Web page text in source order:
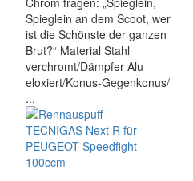
Spieglein an dem Scoot, wer
ist die Schönste der ganzen
Brut?“ Material Stahl
verchromt/Dämpfer Alu
eloxiert/Konus-Gegenkonus/
...